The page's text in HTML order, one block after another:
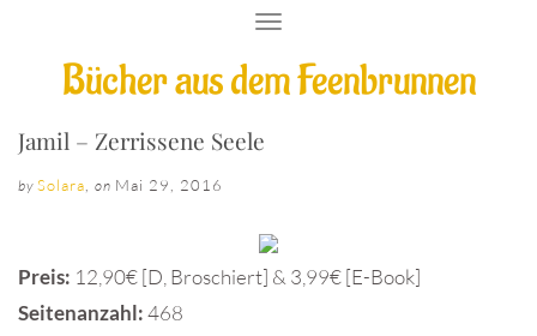
Bücher aus dem Feenbrunnen
T
G
G
T
Jamil – Zerrissene Seele
by Solara on Mai 29, 2016
Preis: 12,90€ [D, Broschiert] & 3,99€ [E-Book]
Seitenanzahl:468